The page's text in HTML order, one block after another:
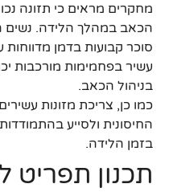
מחקרים מראים כי תזונה
הכאב במהלך הלידה. נשים
סוכר קבועות בדמן
עשיר בפחמימות מורכבות
בניהול הכאב.
כמו כן, צריכת מזונות
החיסונית ולסייע
בזמן הלידה.
תכנון תפריט